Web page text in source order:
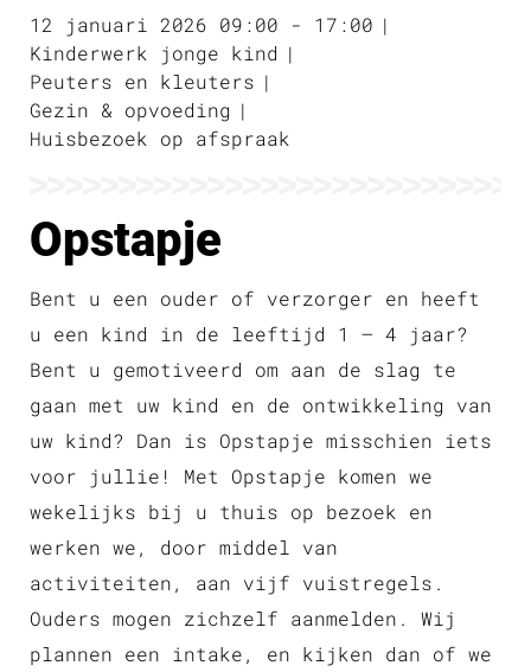
12 januari 2026 09:00 - 17:00
Kinderwerk jonge kind
Peuters en kleuters
Gezin & opvoeding
Huisbezoek op afspraak
Opstapje
Bent u een ouder of verzorger en heeft
u een kind in de leeftijd 1 – 4 jaar?
Bent u gemotiveerd om aan de slag te
gaan met uw kind en de ontwikkeling van
uw kind? Dan is Opstapje misschien iets
voor jullie! Met Opstapje komen we
wekelijks bij u thuis op bezoek en
werken we, door middel van
activiteiten, aan vijf vuistregels.
Ouders mogen zichzelf aanmelden. Wij
plannen een intake, en kijken dan of we